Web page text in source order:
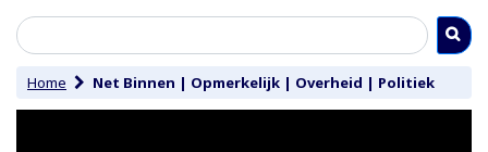
Home Net Binnen | Opmerkelijk | Overheid | Politiek